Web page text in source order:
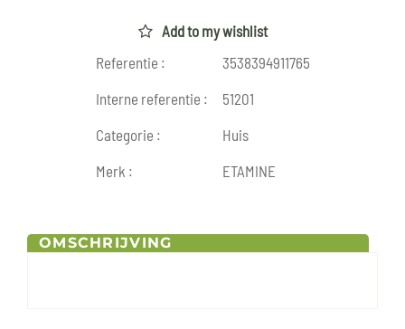
Add to my wishlist
Referentie :
3538394911765
Interne referentie :
51201
Categorie :
Huis
Merk :
ETAMINE
OMSCHRIJVING